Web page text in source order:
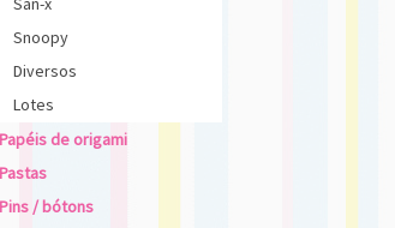
Snoopy
Diversos
Lotes
Papéis de origami
Pastas
Pins / bótons